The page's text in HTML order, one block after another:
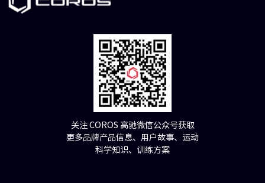
关注 COROS 高驰微信公众号获取
更多品牌产品信息、用户故事、运动
科学知识、训练方案